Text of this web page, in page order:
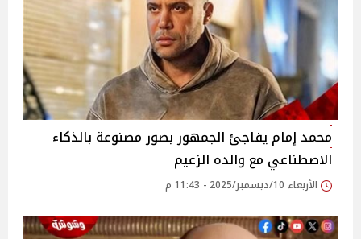
محمد إمام يفاجئ الجمهور بصور مصنوعة بالذكاء
الاصطناعي مع والده الزعيم
الأربعاء 10/ديسمبر/2025 - 11:43 م